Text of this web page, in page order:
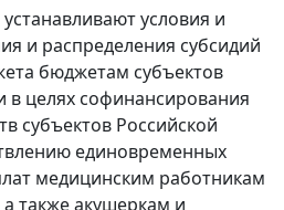
условия и
и распределения субсидий
бюджетам субъектов
в целях софинансирования
субъектов Российской
единовременных
медицинским работникам
также акушеркам и